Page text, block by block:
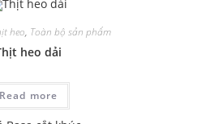
heo, Toàn bộ sản phẩm
heo dải
Read more